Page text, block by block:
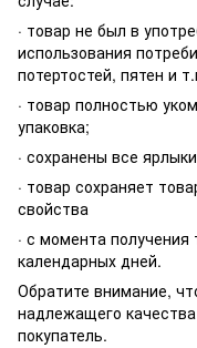
· товар не был в
использования
потертостей, пятен и
· товар полностью
упаковка;
· сохранены все
· товар сохраняет
свойства
· с момента
календарных дней.
Обратите внимание,
надлежащего
покупатель.